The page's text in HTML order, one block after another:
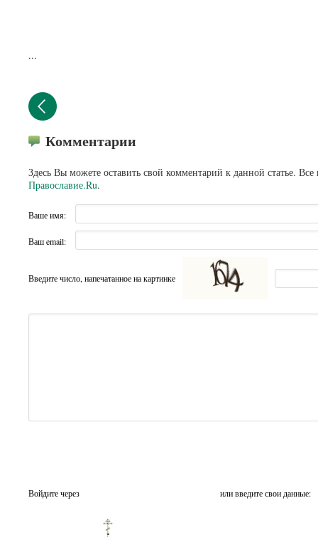
...
Комментарии
Здесь Вы можете оставить свой комментарий к данной статье.
Православие.Ru.
Ваше имя:
Ваш email:
Введите число, напечатанное на картинке
Войдите через или введите свои данные: